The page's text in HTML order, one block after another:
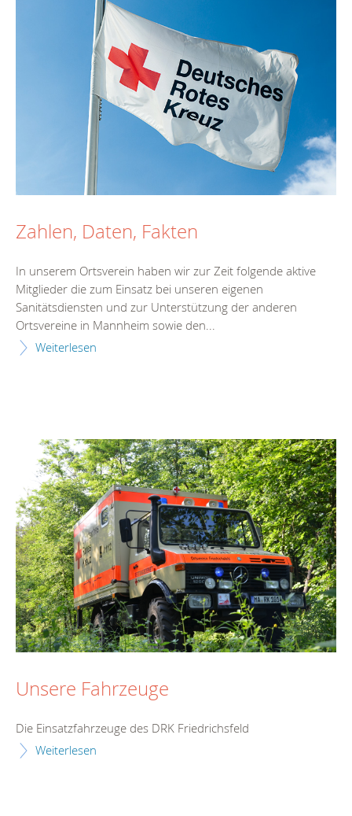
Zahlen, Daten, Fakten
In unserem Ortsverein haben wir zur Zeit folgende aktive
Mitglieder die zum Einsatz bei unseren eigenen
Sanitätsdiensten und zur Unterstützung der anderen
Ortsvereine in Mannheim sowie den...
Weiterlesen
Unsere Fahrzeuge
Die Einsatzfahrzeuge des DRK Friedrichsfeld
Weiterlesen